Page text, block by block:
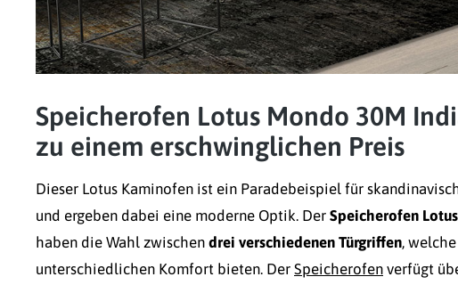
Speicherofen Lotus Mondo 30M
zu einem erschwinglichen Preis
Dieser Lotus Kaminofen ist ein Paradebeispiel für
und ergeben dabei eine moderne Optik. Der Speicherofen
haben die Wahl zwischen drei verschiedenen Türgriffen,
unterschiedlichen Komfort bieten. Der Speicherofen verfügt